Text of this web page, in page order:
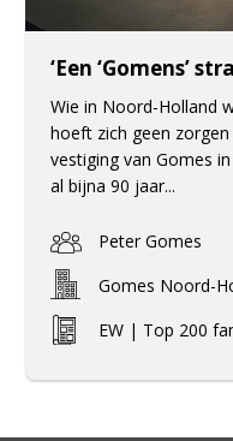
‘Een ‘Gomens’
Wie in Noord-Holland
hoeft zich geen
vestiging van Gomes
al bijna 90 jaar...
Peter Gomes
Gomes Noord-
EW | Top 200